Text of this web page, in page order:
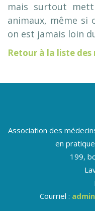
mais surtout
animaux, même si
on est jamais loin
Retour à la liste des
Association des
en
199,
Courriel :